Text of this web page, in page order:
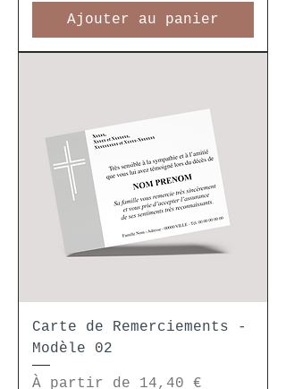
Ajouter au panier
Carte de Remerciements -
Modèle 02
À partir de 14,40 €
Prix promotionnel